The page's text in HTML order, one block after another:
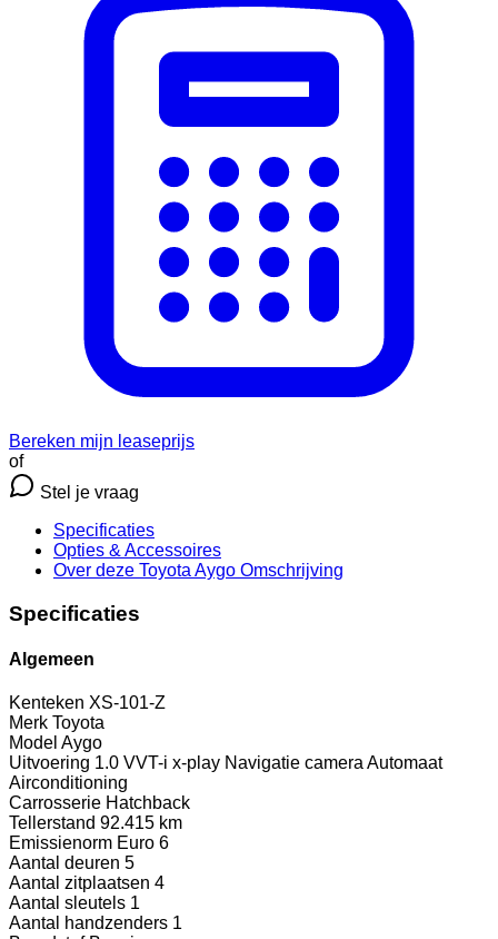
Bereken mijn leaseprijs
of
Stel je vraag
Specificaties
Opties & Accessoires
Over deze Toyota Aygo Omschrijving
Specificaties
Algemeen
Kenteken XS-101-Z
Merk Toyota
Model Aygo
Uitvoering 1.0 VVT-i x-play Navigatie camera Automaat
Airconditioning
Carrosserie Hatchback
Tellerstand 92.415 km
Emissienorm Euro 6
Aantal deuren 5
Aantal zitplaatsen 4
Aantal sleutels 1
Aantal handzenders 1